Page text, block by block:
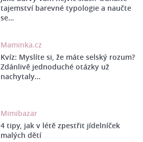
tajemství barevné typologie a naučte
se…
Maminka.cz
Kvíz: Myslíte si, že máte selský rozum?
Zdánlivě jednoduché otázky už
nachytaly…
Mimibazar
4 tipy, jak v létě zpestřit jídelníček
malých dětí